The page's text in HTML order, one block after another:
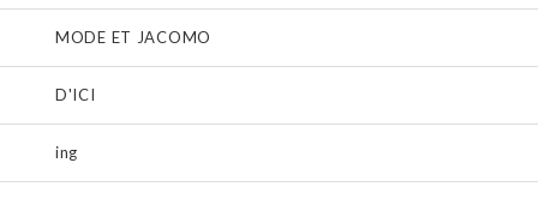
MODE ET JACOMO
D'ICI
ing